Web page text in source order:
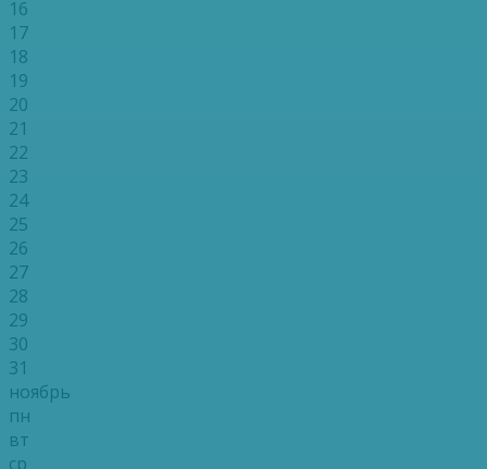
16
17
18
19
20
21
22
23
24
25
26
27
28
29
30
31
ноябрь
пн
вт
ср